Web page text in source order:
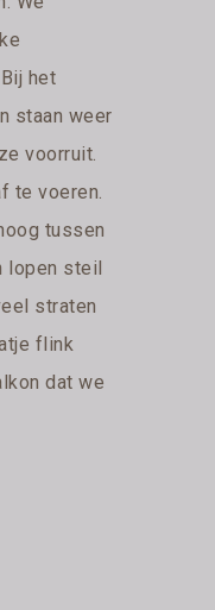
het
staan weer
voorruit.
te voeren.
tussen
lopen steil
straten
flink
dat we